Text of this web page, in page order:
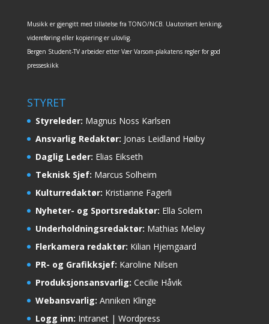
Musikk er gjengitt med tillatelse fra TONO/NCB. Uautorisert lenking,
videreføring eller kopiering er ulovlig.
Bergen Student-TV arbeider etter Vær Varsom-plakatens regler for god
presseskikk
STYRET
Styreleder: Magnus Noss Karlsen
Ansvarlig Redaktør: Jonas Leidland Høiby
Daglig Leder: Elias Eikseth
Teknisk Sjef: Marcus Solheim
Kulturredaktør: Kristianne Fagerli
Nyheter- og Sportsredaktør: Ella Solem
Underholdningsredaktør: Mathias Meløy
Flerkamera redaktør: Kilian Hjemgaard
PR- og Grafikksjef: Karoline Nilsen
Produksjonsansvarlig: Cecilie Håvik
Webansvarlig: Anniken Klinge
Logg inn: Intranet| Wordpress